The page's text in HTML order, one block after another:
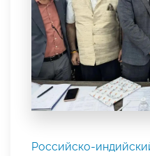
Российско-